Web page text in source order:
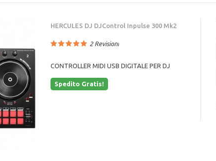
HERCULES DJ DJControl Inpulse 300 Mk2
2Revisioni
CONTROLLER MIDI USB DIGITALE PER DJ
Spedito Gratis!